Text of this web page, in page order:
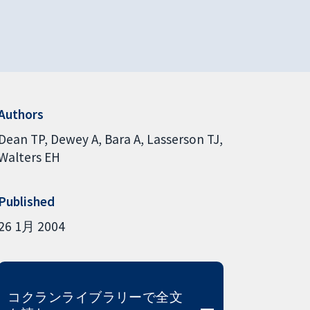
TP Dewey A Bara A Lasserson TJ
EH
1月 2004
コクランライブラリーで全文